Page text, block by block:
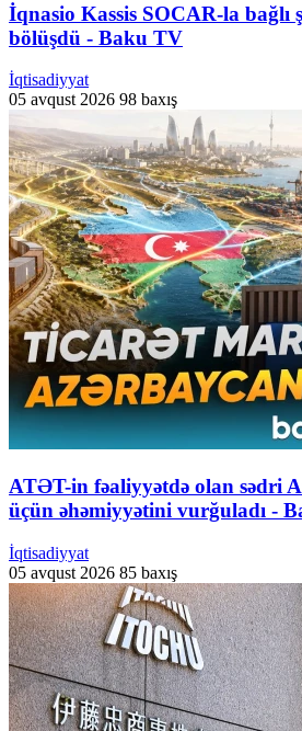
İqnasio Kassis SOCAR-la bağlı
bölüşdü - Baku TV
İqtisadiyyat
05 avqust 2026 98 baxış
ATƏT-in fəaliyyətdə olan sədri
üçün əhəmiyyətini vurğuladı -
İqtisadiyyat
05 avqust 2026 85 baxış